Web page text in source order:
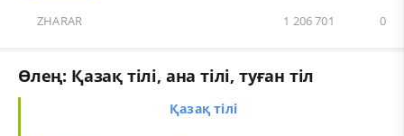
ZHARAR 0
1 206 701
Өлең: Қазақ тілі, ана тілі, туған тіл
Қазақ тілі